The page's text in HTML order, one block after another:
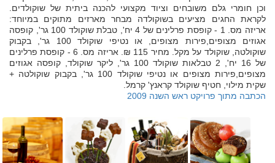
וכן חומרי גלם משובחים וציוד מקצועי להכנה ביתית של שוקולדים.
לקראת החגים מציעים בשוקולדה מבחר מארזים מתוקים במיוחד:
אריזה מס. 1 - קופסת פרלינים של 4 יח', טבלת שוקולד 100 גר', קופסה
אגוזים מצופים,פירות מצופים, או נטיפי שוקולד 100 גר', בקבוק
שוקולטה, שוקולד על מקל. מחיר 115 ₪. אריזה מס. 6 - קופסת פרלינים
של 16 יח', 2 טבלאות שוקולד 100 גר', ליקר שוקולד, קופסה אגוזים
מצופים,פירות מצופים או נטיפי שוקולד 100 גר', בקבוק שוקולטה +
שקית מילוי, חטיף שוקולד קראנץ' קרמל.
הכתבה מתוך פרויקט ראש השנה 2009